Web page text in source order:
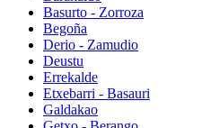
Basurto - Zorroza
Begoña
Derio - Zamudio
Deustu
Errekalde
Etxebarri - Basauri
Galdakao